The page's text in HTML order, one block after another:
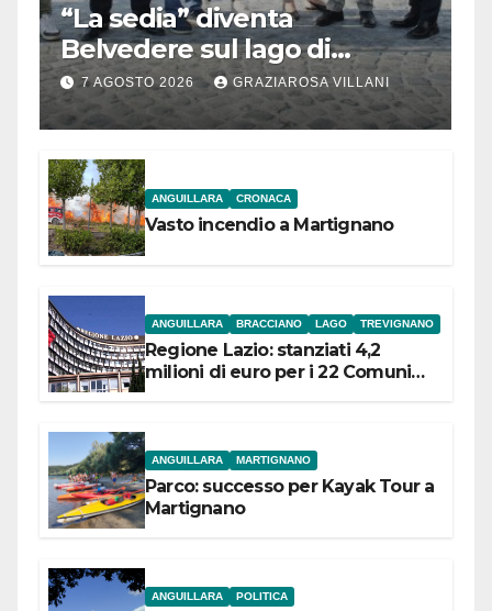
“La sedia” diventa
Belvedere sul lago di
Bracciano: ieri
l’inaugurazione
7 AGOSTO 2026 GRAZIAROSA VILLANI
ANGUILLARA CRONACA
Vasto incendio a Martignano
ANGUILLARA BRACCIANO LAGO TREVIGNANO
Regione Lazio: stanziati 4,2
milioni di euro per i 22 Comuni
ANGUILLARA MARTIGNANO
Parco: successo per Kayak Tour a
Martignano
ANGUILLARA POLITICA